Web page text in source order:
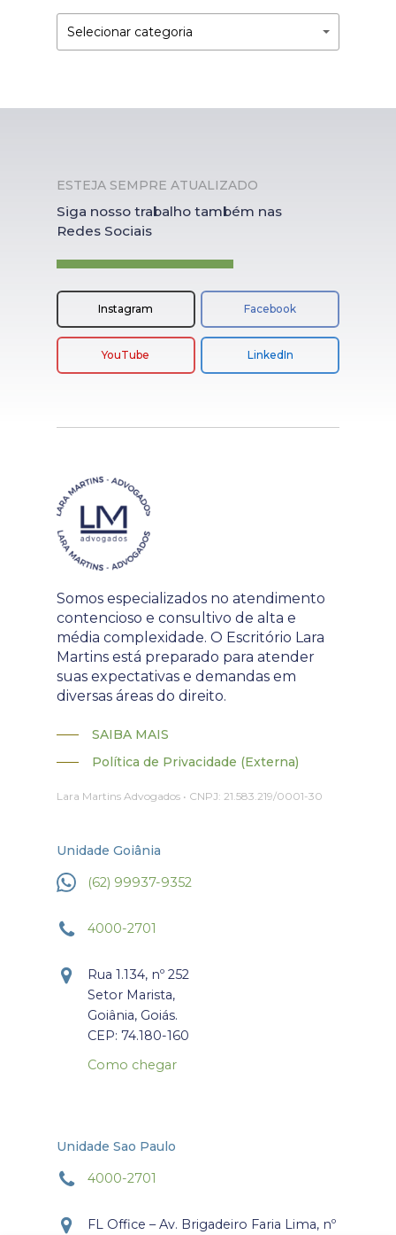
Por
Categoria
Selecionar categoria
Categoria
ESTEJA SEMPRE ATUALIZADO
Siga nosso trabalho também nas
Redes Sociais
Instagram Facebook
YouTube LinkedIn
Somos especializados no atendimento
contencioso e consultivo de alta e
média complexidade. O Escritório Lara
Martins está preparado para atender
suas expectativas e demandas em
diversas áreas do direito.
SAIBA MAIS
Política de Privacidade (Externa)
Lara Martins Advogados • CNPJ: 21.583.219/0001-30
Unidade Goiânia
(62) 99937-9352
4000-2701
Rua 1.134, nº 252
Setor Marista,
Goiânia, Goiás.
CEP: 74.180-160
Como chegar
Unidade Sao Paulo
4000-2701
FL Office – Av. Brigadeiro Faria Lima, nº